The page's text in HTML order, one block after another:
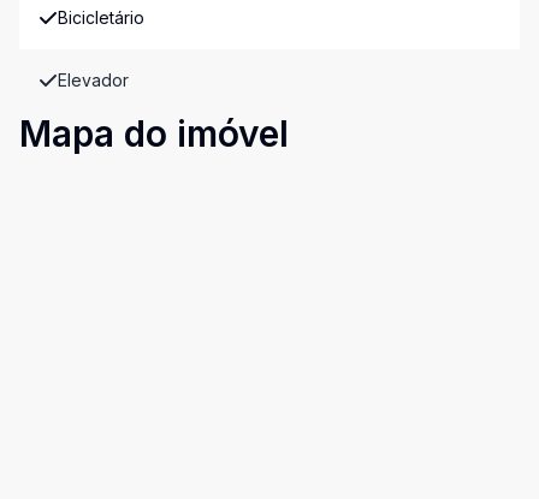
Bicicletário
Elevador
Mapa do imóvel